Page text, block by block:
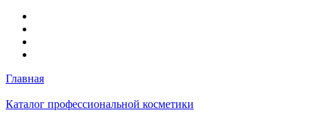
Главная
Каталог профессиональной косметики